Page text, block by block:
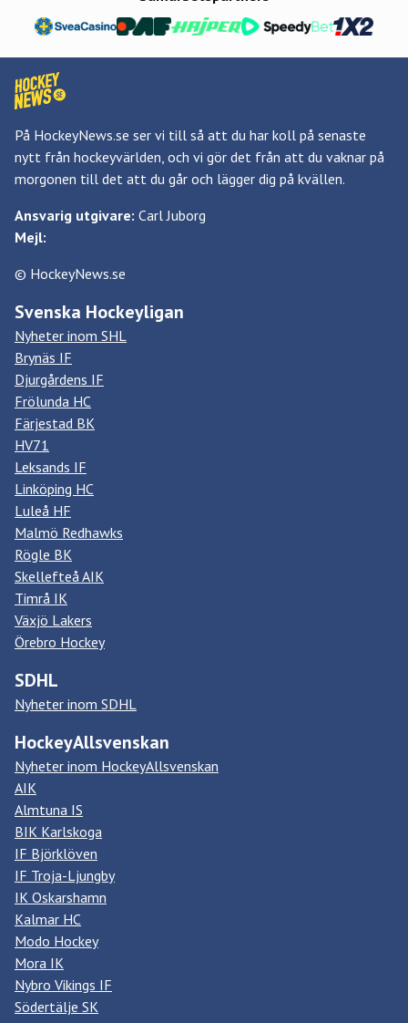
På HockeyNews.se ser vi till så att du har koll på senaste
nytt från hockeyvärlden, och vi gör det från att du vaknar på
morgonen till det att du går och lägger dig på kvällen.
Ansvarig utgivare: Carl Juborg
Mejl:
© HockeyNews.se
Svenska Hockeyligan
Nyheter inom SHL
Brynäs IF
Djurgårdens IF
Frölunda HC
Färjestad BK
HV71
Leksands IF
Linköping HC
Luleå HF
Malmö Redhawks
Rögle BK
Skellefteå AIK
Timrå IK
Växjö Lakers
Örebro Hockey
SDHL
Nyheter inom SDHL
HockeyAllsvenskan
Nyheter inom HockeyAllsvenskan
AIK
Almtuna IS
BIK Karlskoga
IF Björklöven
IF Troja-Ljungby
IK Oskarshamn
Kalmar HC
Modo Hockey
Mora IK
Nybro Vikings IF
Södertälje SK